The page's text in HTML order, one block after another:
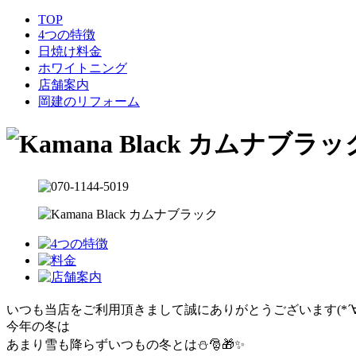
TOP
4つの特徴
日焼け料金
ホワイトニング
店舗案内
岡建のリフォーム
いつも当店をご利用頂きまして誠にありがとうございます
今年の冬は
あまり雪も降らずいつもの冬とは⛄️🎅🎁✨